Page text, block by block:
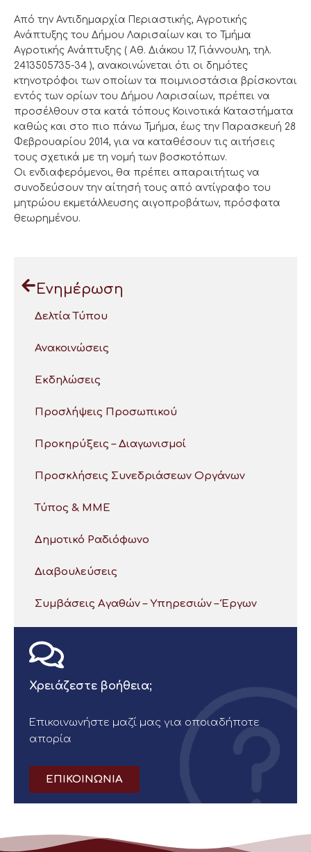
Από την Αντιδημαρχία Περιαστικής, Αγροτικής
Ανάπτυξης του Δήμου Λαρισαίων και το Τμήμα
Αγροτικής Ανάπτυξης ( Αθ. Διάκου 17, Γιάννουλη, τηλ.
2413505735-34 ), ανακοινώνεται ότι οι δημότες
κτηνοτρόφοι των οποίων τα ποιμνιοστάσια βρίσκονται
εντός των ορίων του Δήμου Λαρισαίων, πρέπει να
προσέλθουν στα κατά τόπους Κοινοτικά Καταστήματα
καθώς και στο πιο πάνω Τμήμα, έως την Παρασκευή 28
Φεβρουαρίου 2014, για να καταθέσουν τις αιτήσεις
τους σχετικά με τη νομή των βοσκοτόπων.
Οι ενδιαφερόμενοι, θα πρέπει απαραιτήτως να
συνοδεύσουν την αίτησή τους από αντίγραφο του
μητρώου εκμετάλλευσης αιγοπροβάτων, πρόσφατα
θεωρημένου.
Ενημέρωση
Δελτία Τύπου
Ανακοινώσεις
Εκδηλώσεις
Προσλήψεις Προσωπικού
Προκηρύξεις – Διαγωνισμοί
Προσκλήσεις Συνεδριάσεων Οργάνων
Τύπος & ΜΜΕ
Δημοτικό Ραδιόφωνο
Διαβουλεύσεις
Συμβάσεις Αγαθών – Υπηρεσιών – Έργων
Χρειάζεστε βοήθεια;
Επικοινωνήστε μαζί μας για οποιαδήποτε
απορία
ΕΠΙΚΟΙΝΩΝΙΑ